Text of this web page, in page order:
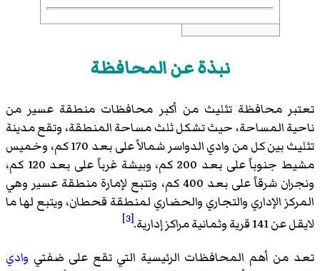
نبذة عن المحافظة
تعتبر محافظة تثليث من أكبر محافظات منطقة عسير من
ناحية المساحة، حيث تشكل ثلث مساحة المنطقة، وتقع مدينة
تثليث بين كل من وادي الدواسر شمالاً على بعد 170 كم، وخميس
مشيط جنوباً على بعد 200 كم، وبيشة غرباً على بعد 120 كم،
ونجران شرقاً على بعد 400 كم، وتتبع لإمارة منطقة عسير وهي
المركز الإداري والتجاري والحضاري لمنطقة قحطان، ويتبع لها ما
لايقل عن 141 قرية وثمانية مراكز إدارية.
[3]
تعد من أهم المحافظات الرئيسية التي تقع على ضفتي وادي